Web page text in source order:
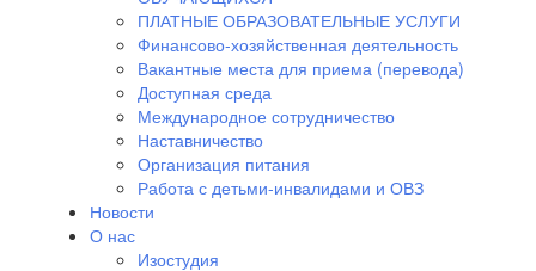
ПЛАТНЫЕ ОБРАЗОВАТЕЛЬНЫЕ УСЛУГИ
Финансово-хозяйственная деятельность
Вакантные места для приема (перевода)
Доступная среда
Международное сотрудничество
Наставничество
Организация питания
Работа с детьми-инвалидами и ОВЗ
Новости
О нас
Изостудия